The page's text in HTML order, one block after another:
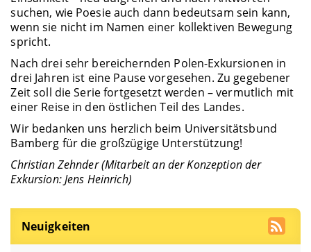
suchen, wie Poesie auch dann bedeutsam sein kann,
wenn sie nicht im Namen einer kollektiven Bewegung
spricht.
Nach drei sehr bereichernden Polen-Exkursionen in
drei Jahren ist eine Pause vorgesehen. Zu gegebener
Zeit soll die Serie fortgesetzt werden – vermutlich mit
einer Reise in den östlichen Teil des Landes.
Wir bedanken uns herzlich beim Universitätsbund
Bamberg für die großzügige Unterstützung!
Christian Zehnder (Mitarbeit an der Konzeption der
Exkursion: Jens Heinrich)
Neuigkeiten